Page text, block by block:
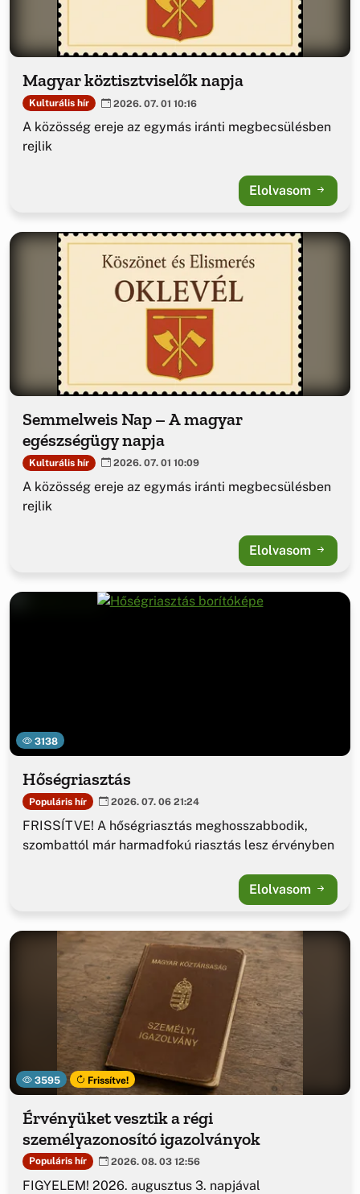
Magyar köztisztviselők napja
Kulturális hír 2026. 07. 01 10:16
A közösség ereje az egymás iránti megbecsülésben
rejlik
Elolvasom
Semmelweis Nap – A magyar
egészségügy napja
Kulturális hír 2026. 07. 01 10:09
A közösség ereje az egymás iránti megbecsülésben
rejlik
Elolvasom
3138
Hőségriasztás
Populáris hír 2026. 07. 06 21:24
FRISSÍTVE! A hőségriasztás meghosszabbodik,
szombattól már harmadfokú riasztás lesz érvényben
Elolvasom
3595 Frissítve!
Érvényüket vesztik a régi
személyazonosító igazolványok
Populáris hír 2026. 08. 03 12:56
FIGYELEM! 2026. augusztus 3. napjával